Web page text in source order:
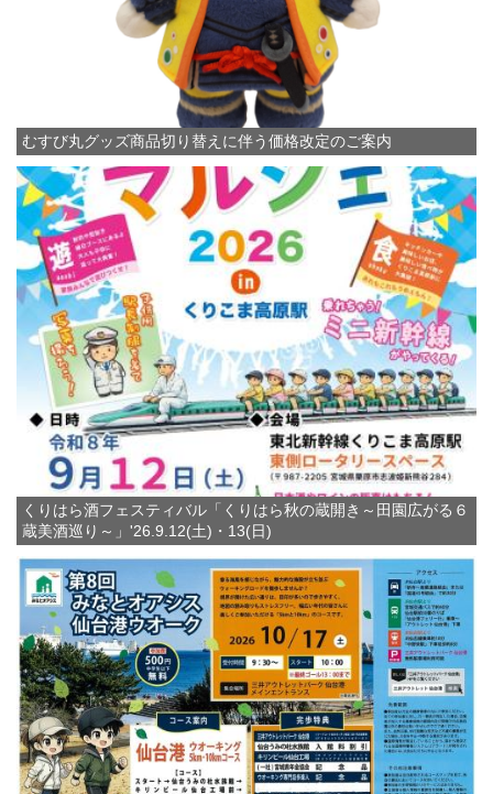
むすび丸グッズ商品切り替えに伴う価格改定のご案内
くりはら酒フェスティバル「くりはら秋の蔵開き～田園広がる６
蔵美酒巡り～」'26.9.12(土)・13(日)